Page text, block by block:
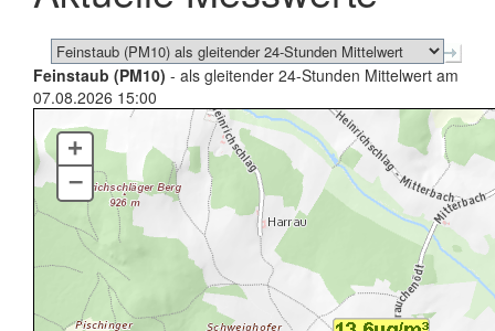
Feinstaub (PM10) - als gleitender 24-Stunden Mittelwert am
07.08.2026 15:00
+
–